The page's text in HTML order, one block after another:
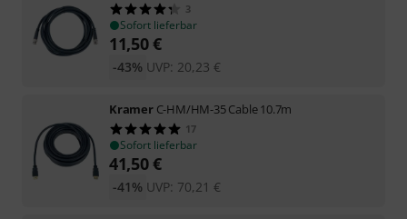
3
Sofort lieferbar
11,50€
UVP: 20,23 €
-43%
Kramer C-HM/HM-35 Cable 10.7m
17
Sofort lieferbar
41,50€
UVP: 70,21 €
-41%